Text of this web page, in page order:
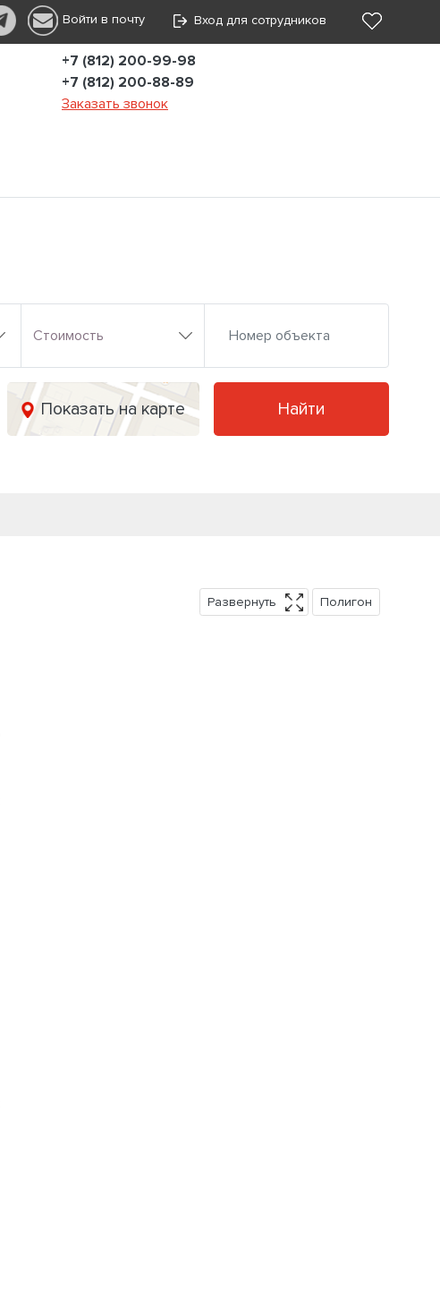
Войти в почту Вход для сотрудников
+7 (812) 200-99-98
+7 (812) 200-88-89
Заказать звонок
Стоимость
Показать на карте Найти
Развернуть Полигон